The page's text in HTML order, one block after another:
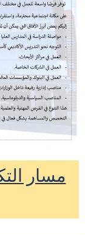
مسار